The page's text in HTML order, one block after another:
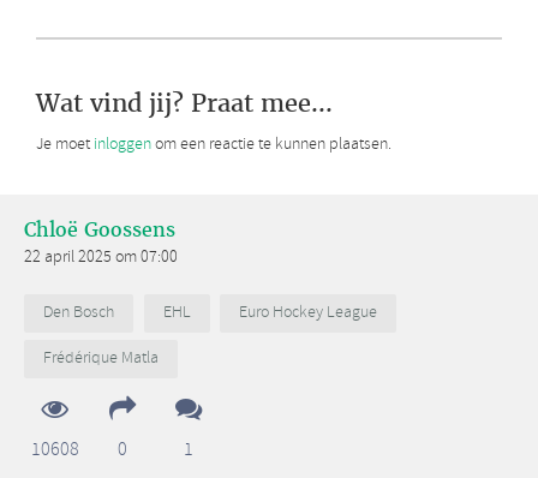
Wat vind jij? Praat mee...
Je moet inloggenom een reactie te kunnen plaatsen.
Chloë Goossens
22 april 2025 om 07:00
Den Bosch EHL
Euro Hockey League
Frédérique Matla
10608 0 1